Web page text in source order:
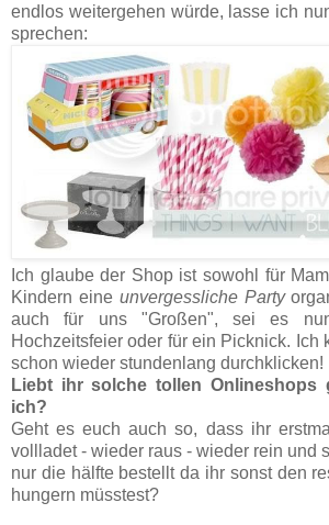
endlos weitergehen würde, lasse ich
sprechen:
Ich glaube der Shop ist sowohl für
Kindern eine unvergessliche Party
auch für uns "Großen", sei es
Hochzeitsfeier oder für ein Picknick. Ich
schon wieder stundenlang durchklicken!
Liebt ihr solche tollen Onlineshops
ich?
Geht es euch auch so, dass ihr
vollladet - wieder raus - wieder rein und
nur die hälfte bestellt da ihr sonst den
hungern müsstest?